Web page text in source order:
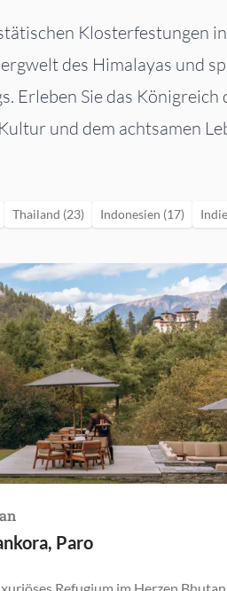
Klosterfestungen
des Himalayas und
Erleben Sie das
und dem achtsamen
Thailand (23) Indonesien (17)
Paro